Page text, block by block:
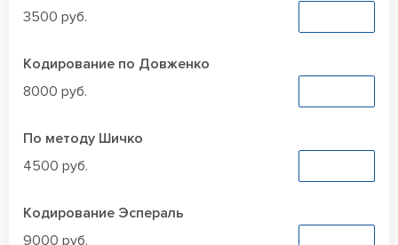
3500 руб.
Кодирование по Довженко
8000 руб.
По методу Шичко
4500 руб.
Кодирование Эспераль
9000 руб.